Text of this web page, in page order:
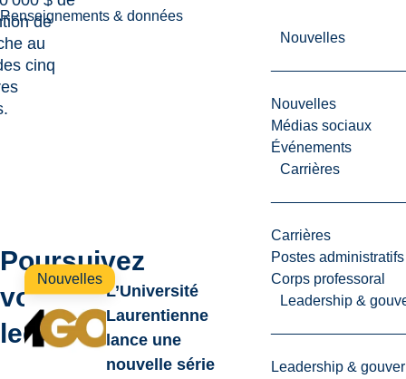
Renseignements & données
Nouvelles
Nouvelles
Médias sociaux
Événements
Carrières
Carrières
Postes
Corps professoral
Leadership &
Leadership &
de
au
cinq
Poursuivez
votre
lecture
Nouvelles
L’Université
Laurentienne
lance une
nouvelle série